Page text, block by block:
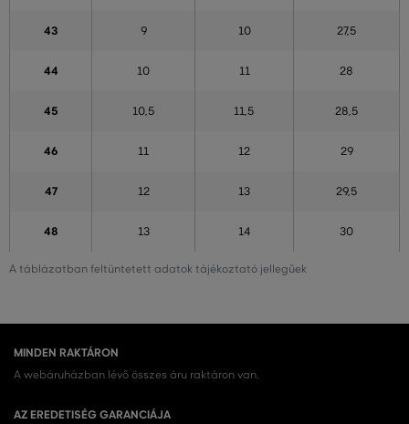
A táblázatban feltüntetett adatok tájékoztató jellegűek
43 9 10 27,5
44 10 11 28
45 10,5 11,5 28,5
46 11 12 29
47 12 13 29,5
48 13 14 30
MINDEN RAKTÁRON
A webáruházban lévő összes áru raktáron van.
AZ EREDETISÉG GARANCIÁJA